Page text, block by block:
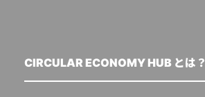
CIRCULAR ECONOMY HUB とは？